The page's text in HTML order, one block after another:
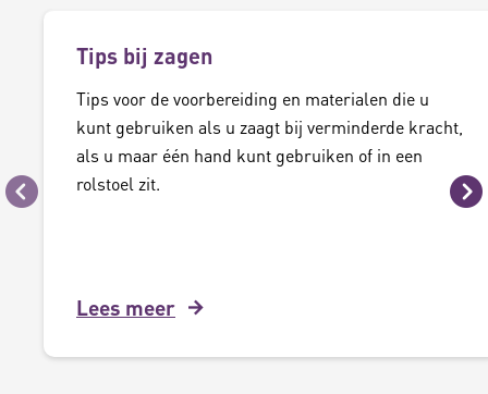
Vorige
Tips bij zagen
Tips voor de voorbereiding en materialen die u
kunt gebruiken als u zaagt bij verminderde kracht,
als u maar één hand kunt gebruiken of in een
rolstoel zit.
Lees meer